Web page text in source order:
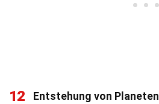
12 Entstehung von Planeten